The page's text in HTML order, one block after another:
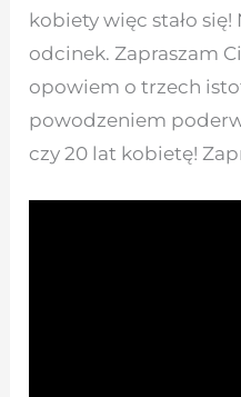
kobiety więc stało się!
odcinek. Zapraszam
opowiem o trzech
powodzeniem
czy 20 lat kobietę!